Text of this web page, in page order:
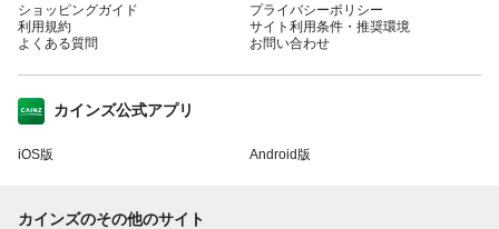
ショッピングガイド
利用規約
よくある質問
プライバシーポリシー
サイト利用条件・推奨環境
お問い合わせ
カインズ公式アプリ
iOS版 Android版
カインズのその他のサイト